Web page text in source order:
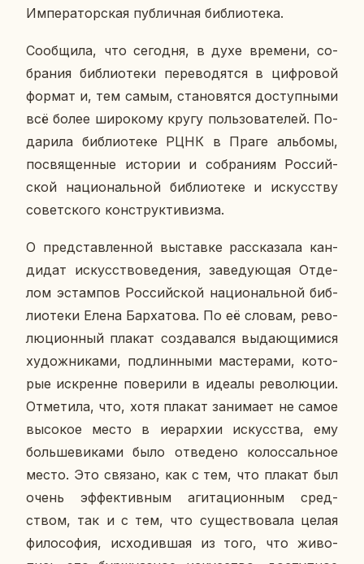
Им­пе­ра­тор­ская пуб­лич­ная биб­лио­те­ка.
Со­об­щи­ла, что се­го­дня, в духе вре­ме­ни, со­
бра­ния биб­лио­те­ки пе­ре­во­дят­ся в циф­ро­вой
формат и, тем самым, ста­но­вят­ся до­ступ­ны­ми
всё более ши­ро­ко­му кругу поль­зо­ва­те­лей. По­
да­ри­ла биб­лио­те­ке РЦНК в Праге аль­бо­мы,
по­свя­щен­ные ис­то­рии и со­бра­ни­ям Рос­сий­
ской на­ци­о­наль­ной биб­лио­те­ке и ис­кус­ству
со­вет­ско­го кон­струк­ти­виз­ма.
О пред­став­лен­ной вы­став­ке рас­ска­за­ла кан­
ди­дат ис­кус­ство­ве­де­ния, за­ве­ду­ю­щая От­де­
лом эс­там­пов Рос­сий­ской на­ци­о­наль­ной биб­
лио­те­ки Елена Бар­ха­то­ва. По её словам, ре­во­
лю­ци­он­ный плакат со­зда­вал­ся вы­да­ю­щи­ми­ся
ху­дож­ни­ка­ми, под­лин­ны­ми ма­сте­ра­ми, ко­то­
рые ис­кренне по­ве­ри­ли в идеалы ре­во­лю­ции.
От­ме­ти­ла, что, хотя плакат за­ни­ма­ет не самое
вы­со­кое место в иерар­хии ис­кус­ства, ему
боль­ше­ви­ка­ми было от­ве­де­но ко­лос­саль­ное
место. Это свя­за­но, как с тем, что плакат был
очень эф­фек­тив­ным аги­та­ци­он­ным сред­
ством, так и с тем, что су­ще­ство­ва­ла целая
фи­ло­со­фия, ис­хо­див­шая из того, что жи­во­